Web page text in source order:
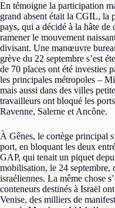
En témoigne la participation
grand absent était la CGIL, la
pays, qui a décidé à la hâte de
ramener le mouvement
divisant. Une manœuvre
grève du 22 septembre s’est
de 70 places ont été investies
les principales métropoles –
mais aussi dans des villes
travailleurs ont bloqué les
Ravenne, Salerne et Ancône.
À Gênes, le cortège principal
port, en bloquant les deux
GAP, qui tenait un piquet
mobilisation, le 24 septembre,
israéliennes. La même chose
conteneurs destinés à Israël
Venise, des milliers de